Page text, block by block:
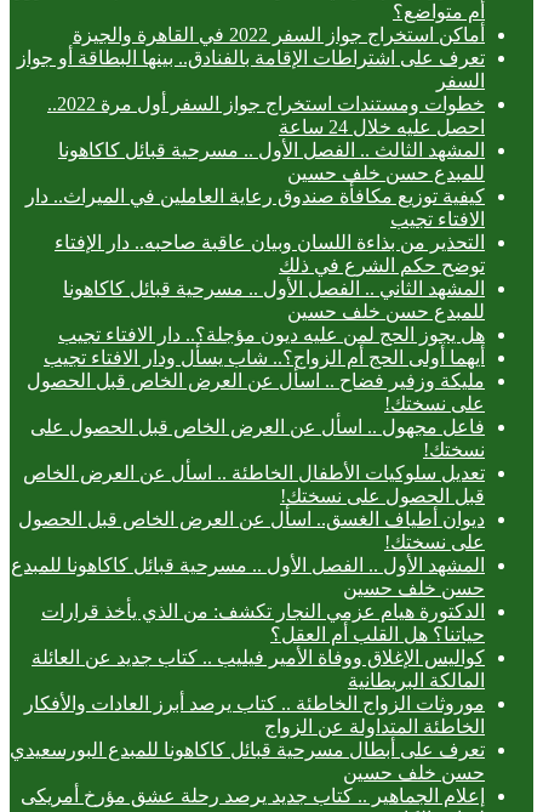
أم متواضع؟
أماكن استخراج جواز السفر 2022 في القاهرة والجيزة
تعرف على اشتراطات الإقامة بالفنادق.. بينها البطاقة أو جواز
السفر
خطوات ومستندات استخراج جواز السفر أول مرة 2022..
احصل عليه خلال 24 ساعة
المشهد الثالث .. الفصل الأول .. مسرحية قبائل كاكاهونا
للمبدع حسن خلف حسين
كيفية توزيع مكافأة صندوق رعاية العاملين في الميراث.. دار
الافتاء تجيب
التحذير من بذاءة اللسان وبيان عاقبة صاحبه.. دار الإفتاء
توضح حكم الشرع في ذلك
المشهد الثاني .. الفصل الأول .. مسرحية قبائل كاكاهونا
للمبدع حسن خلف حسين
هل يجوز الحج لمن عليه ديون مؤجلة؟.. دار الافتاء تجيب
أيهما أولى الحج أم الزواج؟.. شاب يسأل ودار الافتاء تجيب
مليكة وزفير فضاح .. اسأل عن العرض الخاص قبل الحصول
على نسختك!
فاعل مجهول .. اسأل عن العرض الخاص قبل الحصول على
نسختك!
تعديل سلوكيات الأطفال الخاطئة .. اسأل عن العرض الخاص
قبل الحصول على نسختك!
ديوان أطياف الغسق.. اسأل عن العرض الخاص قبل الحصول
على نسختك!
المشهد الأول .. الفصل الأول .. مسرحية قبائل كاكاهونا للمبدع
حسن خلف حسين
الدكتورة هيام عزمي النجار تكشف: من الذي يأخذ قرارات
حياتنا؟ هل القلب أم العقل؟
كواليس الإغلاق ووفاة الأمير فيليب .. كتاب جديد عن العائلة
المالكة البريطانية
موروثات الزواج الخاطئة .. كتاب يرصد أبرز العادات والأفكار
الخاطئة المتداولة عن الزواج
تعرف على أبطال مسرحية قبائل كاكاهونا للمبدع البورسعيدي
حسن خلف حسين
إعلام الجماهير .. كتاب جديد يرصد رحلة عشق مؤرخ أمريكى